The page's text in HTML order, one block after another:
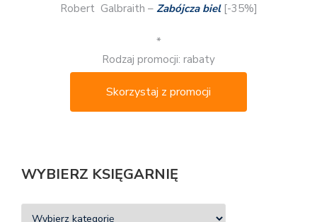
Robert Galbraith – Zabójcza biel[-35%]
*
Rodzaj promocji: rabaty
Skorzystaj z promocji
WYBIERZ KSIĘGARNIĘ